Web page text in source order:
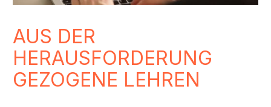
AUS DER
HERAUSFORDERUNG
GEZOGENE LEHREN